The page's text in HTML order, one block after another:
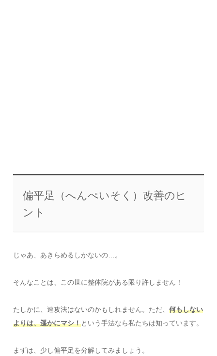
偏平足（へんぺいそく）改善のヒ
ント
じゃあ、あきらめるしかないの…。
そんなことは、この世に整体院がある限り許しません！
たしかに、速攻法はないのかもしれません。ただ、何もしない
よりは、遥かにマシ！という手法なら私たちは知っています。
まずは、少し偏平足を分解してみましょう。